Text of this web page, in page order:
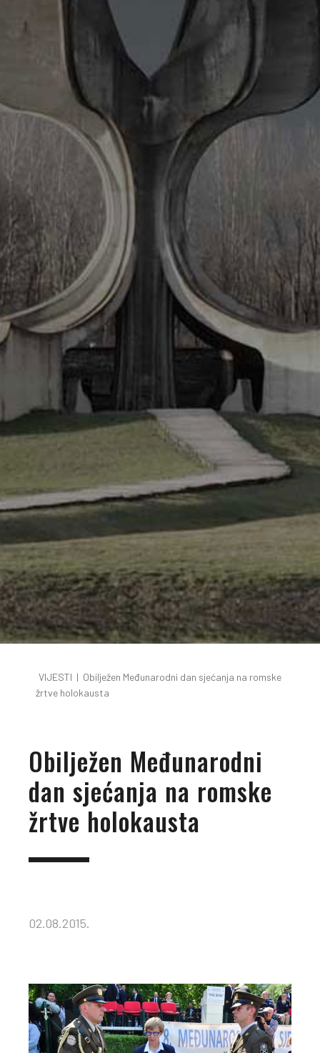
VIJESTI | Obilježen Međunarodni dan sjećanja na romske
žrtve holokausta
Obilježen Međunarodni
dan sjećanja na romske
žrtve holokausta
02.08.2015.